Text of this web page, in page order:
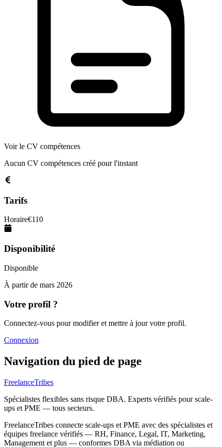
Voir le CV compétences
Aucun CV compétences créé pour l'instant
Tarifs
Horaire€110
Disponibilité
Disponible
À partir de mars 2026
Votre profil ?
Connectez-vous pour modifier et mettre à jour votre profil.
Connexion
Navigation du pied de page
FreelanceTribes
Spécialistes flexibles sans risque DBA. Experts vérifiés pour scale-
ups et PME — tous secteurs.
FreelanceTribes connecte scale-ups et PME avec des spécialistes et
équipes freelance vérifiés — RH, Finance, Legal, IT, Marketing,
Management et plus — conformes DBA via médiation ou